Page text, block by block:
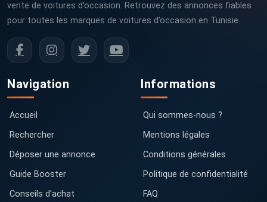
vente de voitures d’occasion. Retrouvez des annonces fiables
pour toutes les marques de voitures d’occasion en Tunisie.
Navigation
Accueil
Rechercher
Déposer une annonce
Guide Booster
Conseils d'achat
Informations
Qui sommes-nous ?
Mentions légales
Conditions générales
Politique de confidentialité
FAQ